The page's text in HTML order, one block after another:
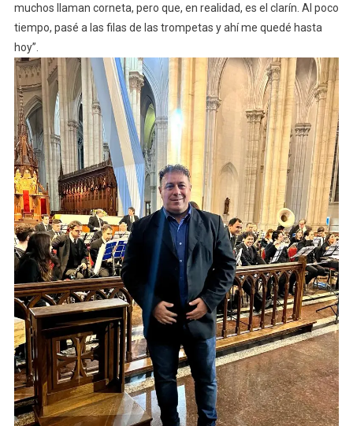
muchos llaman corneta, pero que, en realidad, es el clarín. Al poco
tiempo, pasé a las filas de las trompetas y ahí me quedé hasta
hoy”.